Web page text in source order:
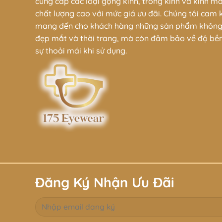
Cách Bảo Quản:
Lưu trữ trong hộp kính
: Khi
Kết Luận
Gọng kính tại
kế đơn giản nhưng không kém
chất lượng cao với mức giá ưu đãi. Chúng tôi cam
mang đến cho khách hàng những sản phẩm
đẹp mắt và thời trang, mà còn đảm bảo về độ
sự thoải mái khi sử dụng.
Đăng Ký Nhận Ưu Đãi